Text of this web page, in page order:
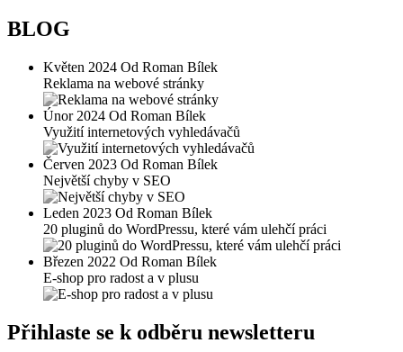
BLOG
Květen 2024 Od Roman Bílek
Reklama na webové stránky
Únor 2024 Od Roman Bílek
Využití internetových vyhledávačů
Červen 2023 Od Roman Bílek
Největší chyby v SEO
Leden 2023 Od Roman Bílek
20 pluginů do WordPressu, které vám ulehčí práci
Březen 2022 Od Roman Bílek
E-shop pro radost a v plusu
Přihlaste se k odběru newsletteru